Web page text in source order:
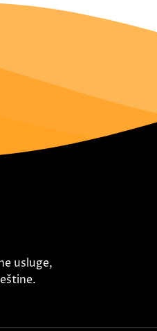
usluge,